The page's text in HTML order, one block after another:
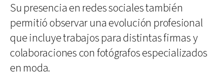
Su presencia en redes sociales también
permitió observar una evolución profesional
que incluye trabajos para distintas firmas y
colaboraciones con fotógrafos especializados
en moda.